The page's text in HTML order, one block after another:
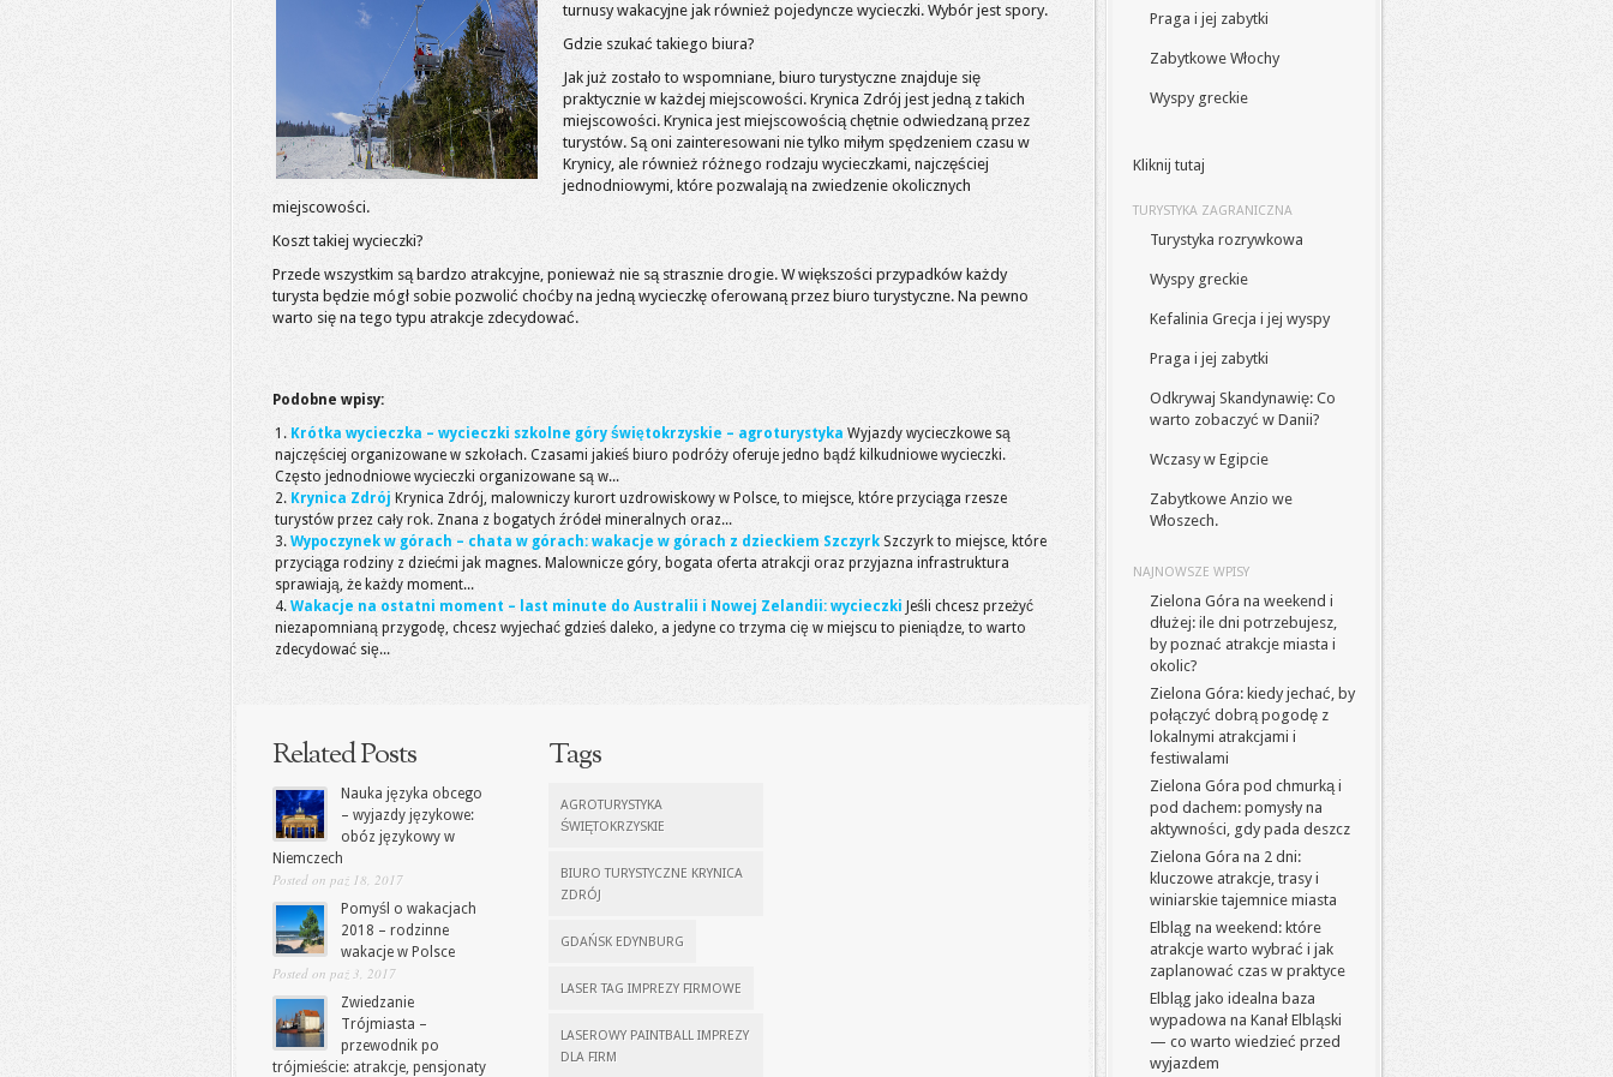
turnusy wakacyjne jak również pojedyncze wycieczki. Wybór jest spory.
Gdzie szukać takiego biura?
Jak już zostało to wspomniane, biuro turystyczne znajduje się
praktycznie w każdej miejscowości. Krynica Zdrój jest jedną z takich
miejscowości. Krynica jest miejscowością chętnie odwiedzaną przez
turystów. Są oni zainteresowani nie tylko miłym spędzeniem czasu w
Krynicy, ale również różnego rodzaju wycieczkami, najczęściej
jednodniowymi, które pozwalają na zwiedzenie okolicznych
miejscowości.
Koszt takiej wycieczki?
Przede wszystkim są bardzo atrakcyjne, ponieważ nie są strasznie drogie. W większości przypadków każdy
turysta będzie mógł sobie pozwolić choćby na jedną wycieczkę oferowaną przez biuro turystyczne. Na pewno
warto się na tego typu atrakcje zdecydować.
Podobne wpisy:
Krótka wycieczka – wycieczki szkolne góry świętokrzyskie – agroturystyka Wyjazdy wycieczkowe są
najczęściej organizowane w szkołach. Czasami jakieś biuro podróży oferuje jedno bądź kilkudniowe wycieczki.
Często jednodniowe wycieczki organizowane są w...
Krynica Zdrój Krynica Zdrój, malowniczy kurort uzdrowiskowy w Polsce, to miejsce, które przyciąga rzesze
turystów przez cały rok. Znana z bogatych źródeł mineralnych oraz...
Wypoczynek w górach – chata w górach: wakacje w górach z dzieckiem Szczyrk Szczyrk to miejsce, które
przyciąga rodziny z dziećmi jak magnes. Malownicze góry, bogata oferta atrakcji oraz przyjazna infrastruktura
sprawiają, że każdy moment...
Wakacje na ostatni moment – last minute do Australii i Nowej Zelandii: wycieczki Jeśli chcesz przeżyć
niezapomnianą przygodę, chcesz wyjechać gdzieś daleko, a jedyne co trzyma cię w miejscu to pieniądze, to warto
zdecydować się...
Related Posts
Nauka języka obcego
– wyjazdy językowe:
obóz językowy w
Niemczech
Posted on paź 18, 2017
Pomyśl o wakacjach
2018 – rodzinne
wakacje w Polsce
Posted on paź 3, 2017
Zwiedzanie
Trójmiasta –
przewodnik po
trójmieście: atrakcje, pensjonaty
Tags
AGROTURYSTYKA
ŚWIĘTOKRZYSKIE
BIURO TURYSTYCZNE KRYNICA
ZDRÓJ
GDAŃSK EDYNBURG
LASER TAG IMPREZY FIRMOWE
LASEROWY PAINTBALL IMPREZY
DLA FIRM
Praga i jej zabytki
Zabytkowe Włochy
Wyspy greckie
Kliknij tutaj
TURYSTYKA ZAGRANICZNA
Turystyka rozrywkowa
Wyspy greckie
Kefalinia Grecja i jej wyspy
Praga i jej zabytki
Odkrywaj Skandynawię: Co
warto zobaczyć w Danii?
Wczasy w Egipcie
Zabytkowe Anzio we
Włoszech.
NAJNOWSZE WPISY
Zielona Góra na weekend i
dłużej: ile dni potrzebujesz,
by poznać atrakcje miasta i
okolic?
Zielona Góra: kiedy jechać, by
połączyć dobrą pogodę z
lokalnymi atrakcjami i
festiwalami
Zielona Góra pod chmurką i
pod dachem: pomysły na
aktywności, gdy pada deszcz
Zielona Góra na 2 dni:
kluczowe atrakcje, trasy i
winiarskie tajemnice miasta
Elbląg na weekend: które
atrakcje warto wybrać i jak
zaplanować czas w praktyce
Elbląg jako idealna baza
wypadowa na Kanał Elbląski
— co warto wiedzieć przed
wyjazdem